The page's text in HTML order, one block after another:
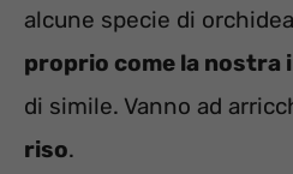
alcune specie di
proprio come la nostra
di simile. Vanno ad
riso.